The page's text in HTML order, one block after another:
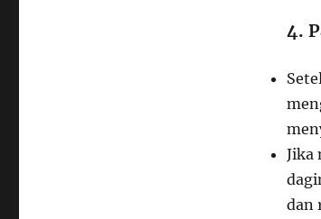
4.
Jika
dan